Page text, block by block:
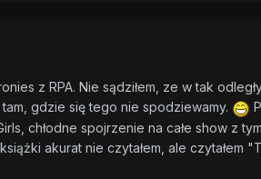
z RPA. Nie sądziłem, ze w tak
gdzie się tego nie spodziewamy.
chłodne spojrzenie na całe show z
akurat nie czytałem, ale czytałem